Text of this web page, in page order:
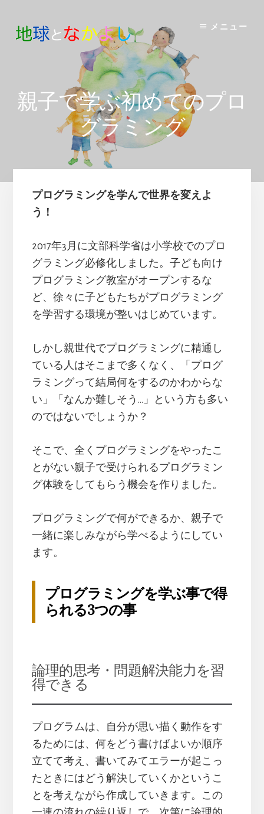
content
メニュー
親子で学ぶ初めてのプロ
グラミング
プログラミングを学んで世界を変えよ
う！
2017年3月に文部科学省は小学校でのプロ
グラミング必修化しました。子ども向け
プログラミング教室がオープンするな
ど、徐々に子どもたちがプログラミング
を学習する環境が整いはじめています。
しかし親世代でプログラミングに精通し
ている人はそこまで多くなく、「プログ
ラミングって結局何をするのかわからな
い」「なんか難しそう…」という方も多い
のではないでしょうか？
そこで、全くプログラミングをやったこ
とがない親子で受けられるプログラミン
グ体験をしてもらう機会を作りました。
プログラミングで何ができるか、親子で
一緒に楽しみながら学べるようにしてい
ます。
プログラミングを学ぶ事で得
られる3つの事
論理的思考・問題解決能力を習
得できる
プログラムは、自分が思い描く動作をす
るためには、何をどう書けばよいか順序
立てて考え、書いてみてエラーが起こっ
たときにはどう解決していくかというこ
とを考えながら作成していきます。この